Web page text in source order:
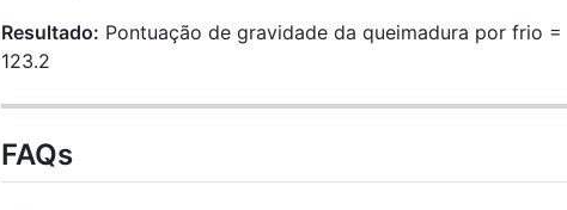
=
63.2
=
123.2
Resultado: Pontuação de gravidade da queimadura por frio =
123.2
FAQs